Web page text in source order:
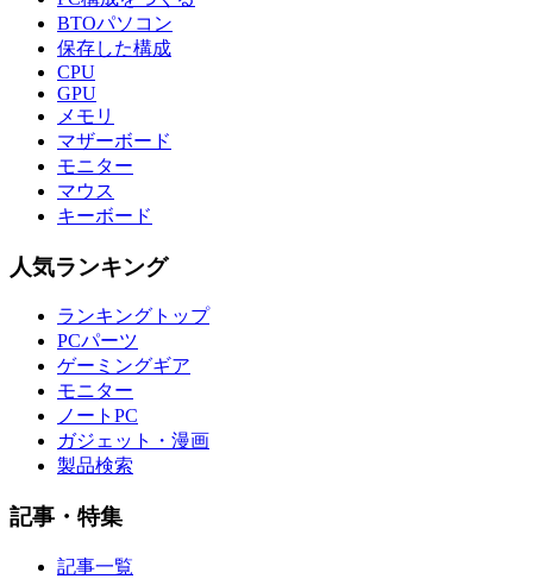
BTOパソコン
保存した構成
CPU
GPU
メモリ
マザーボード
モニター
マウス
キーボード
人気ランキング
ランキングトップ
PCパーツ
ゲーミングギア
モニター
ノートPC
ガジェット・漫画
製品検索
記事・特集
記事一覧